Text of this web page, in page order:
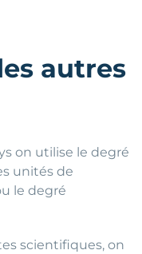
autres
on utilise le degré
unités de
le degré
scientifiques, on